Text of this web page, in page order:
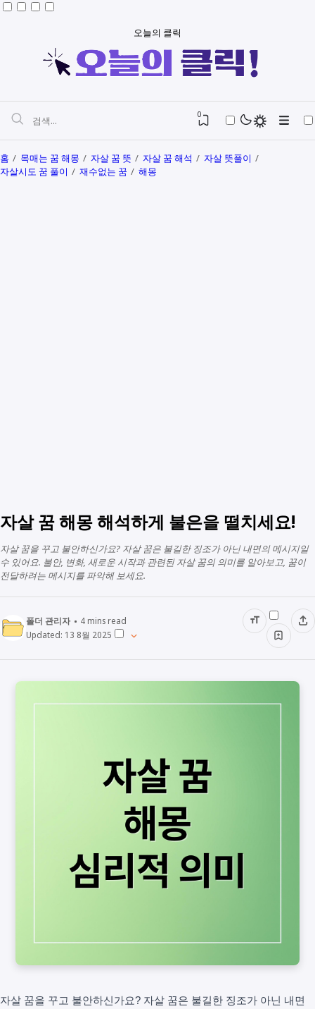
오늘의 클릭
0
홈 목매는 꿈 해몽 자살 꿈 뜻 자살 꿈 해석
자살 뜻풀이
자살시도 꿈 풀이
재수없는 꿈 해몽
자살 꿈 해몽 해석하게 불은을 떨치세요!
자살 꿈을 꾸고 불안하신가요? 자살 꿈은 불길한 징조가 아닌 내면의 메시지일
수 있어요. 불안, 변화, 새로운 시작과 관련된 자살 꿈의 의미를 알아보고, 꿈이
전달하려는 메시지를 파악해 보세요.
폴더 관리자 4mins read
Updated: 13 8월 2025
자살 꿈을 꾸고 불안하신가요? 자살 꿈은 불길한 징조가 아닌 내면